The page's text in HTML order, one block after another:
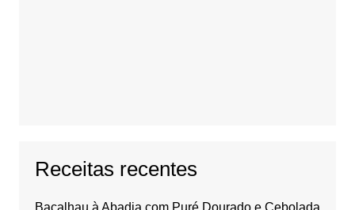
Receitas recentes
Bacalhau à Abadia com Puré Dourado e Cebolada